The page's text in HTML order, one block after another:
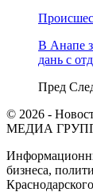
В Анапе
дань с
Пред
© 2026 -
МЕДИА
бизнеса,